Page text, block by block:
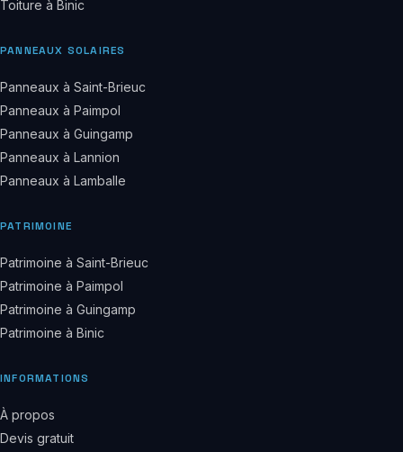
Toiture à Binic
PANNEAUX SOLAIRES
Panneaux à Saint-Brieuc
Panneaux à Paimpol
Panneaux à Guingamp
Panneaux à Lannion
Panneaux à Lamballe
PATRIMOINE
Patrimoine à Saint-Brieuc
Patrimoine à Paimpol
Patrimoine à Guingamp
Patrimoine à Binic
INFORMATIONS
À propos
Devis gratuit